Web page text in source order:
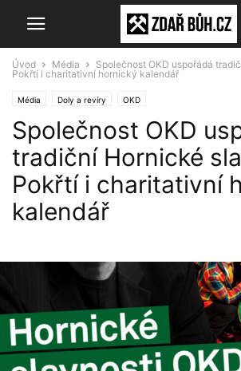
Úvod Média
Společnost OKD uspořádá
Pokřtí i charitativní hornický kalendář
Média Doly a revíry OKD
Společnost OKD
tradiční Hornické
Pokřtí i charitativní
kalendář